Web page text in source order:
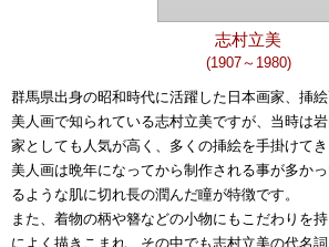
志村立美
(1907～1980)
群馬県出身の昭和時代に活躍した日本画家、挿絵
美人画で知られている志村立美ですが、当時は
家としても人気が高く、多くの挿絵を手掛けてき
美人画は晩年になってから制作される事が多か
るような肌に切れ長の潤んだ瞳が特徴です。
また、着物の柄や簪などの小物にもこだわりを
によく描きこまれ、その中でも志村立美の代名